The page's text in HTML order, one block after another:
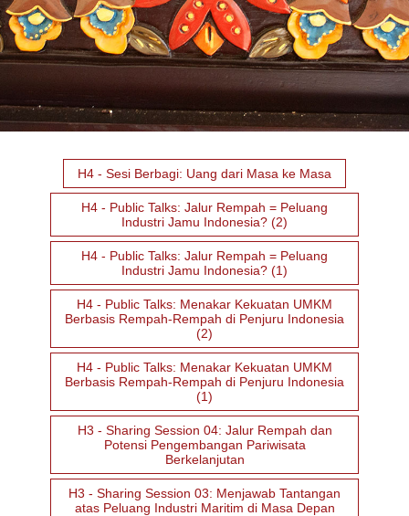
H4 - Sesi Berbagi: Uang dari Masa ke Masa
H4 - Public Talks: Jalur Rempah = Peluang
Industri Jamu Indonesia? (2)
H4 - Public Talks: Jalur Rempah = Peluang
Industri Jamu Indonesia? (1)
H4 - Public Talks: Menakar Kekuatan UMKM
Berbasis Rempah-Rempah di Penjuru Indonesia
(2)
H4 - Public Talks: Menakar Kekuatan UMKM
Berbasis Rempah-Rempah di Penjuru Indonesia
(1)
H3 - Sharing Session 04: Jalur Rempah dan
Potensi Pengembangan Pariwisata
Berkelanjutan
H3 - Sharing Session 03: Menjawab Tantangan
atas Peluang Industri Maritim di Masa Depan